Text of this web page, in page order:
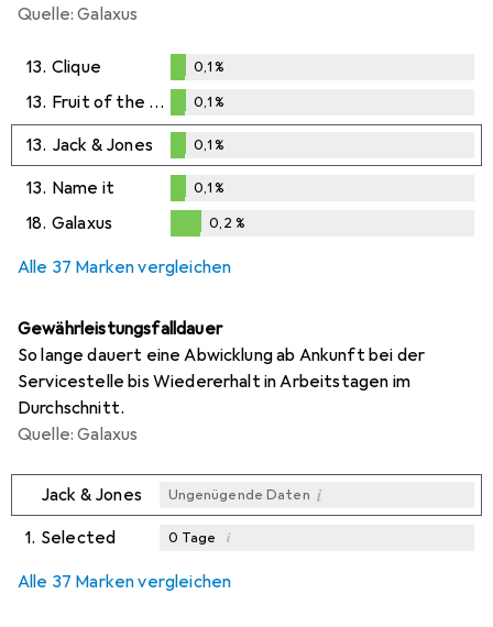
Quelle: Galaxus
13. Clique
%
0,1%
13. Fruit of the Loom
0,1%
0,1%
13. Jack & Jones
0,1%
0,1%
13. Name it
%
0,1%
18. Galaxus 0,2 %
Alle 37 Marken vergleichen
Gewährleistungsfalldauer
So lange dauert eine Abwicklung ab Ankunft bei der
Servicestelle bis Wiedererhalt in Arbeitstagen im
Durchschnitt.
Quelle: Galaxus
Jack & Jones Ungenügende Daten i
1. Selected 0 Tage i
Alle 37 Marken vergleichen